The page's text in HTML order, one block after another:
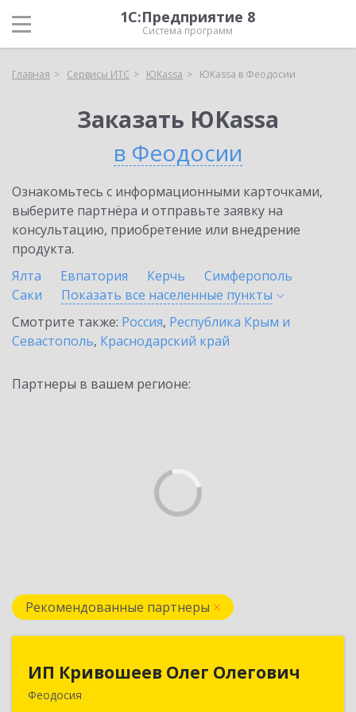
1С:Предприятие 8
Система программ
Главная Сервисы ИТС ЮKassa ЮKassa в Феодосии
Заказать ЮKassa
в Феодосии
Ознакомьтесь с информационными карточками,
выберите партнёра и отправьте заявку на
консультацию, приобретение или внедрение
продукта.
Ялта
Евпатория Керчь
Симферополь
Саки
Показать все населенные пункты
Смотрите также: Россия, Республика Крым и
Севастополь, Краснодарский край
Партнеры в вашем регионе:
Рекомендованные партнеры
ИП Кривошеев Олег Олегович
Феодосия